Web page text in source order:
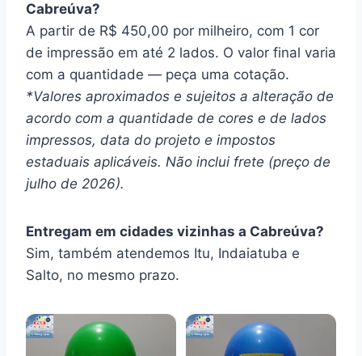
Cabreúva?
A partir de R$ 450,00 por milheiro, com 1 cor
de impressão em até 2 lados. O valor final varia
com a quantidade — peça uma cotação.
*Valores aproximados e sujeitos a alteração de
acordo com a quantidade de cores e de lados
impressos, data do projeto e impostos
estaduais aplicáveis. Não inclui frete (preço de
julho de 2026).
Entregam em cidades vizinhas a Cabreúva?
Sim, também atendemos Itu, Indaiatuba e
Salto, no mesmo prazo.